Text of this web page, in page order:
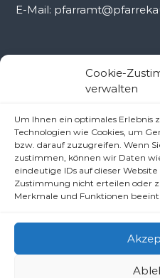
Cookie-
verwalten
Um Ihnen ein optimales Erlebnis
Technologien wie Cookies, um
bzw. darauf zuzugreifen. Wenn
zustimmen, können wir Daten
eindeutige IDs auf dieser
Zustimmung nicht erteilen oder
Merkmale und Funktionen
E-Mail:
Kontakt Ramsau
Pfarrer Dr. Slavomír
Oberdörfl 8, 3172 Ramsau
Telefon: +43 2764 8240
E-Mail:
Pfarren